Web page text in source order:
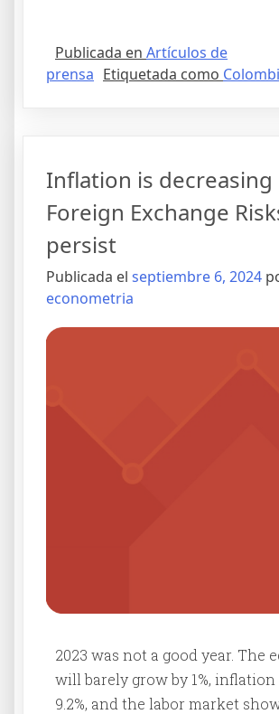
Publicada en Artículos de
prensa Etiquetada como
Inflation is
Foreign Exchange
persist
Publicada el septiembre 6, 2024
econometria
2023 was not a good year. The
will barely grow by 1%, inflation
9.2%, and the labor market